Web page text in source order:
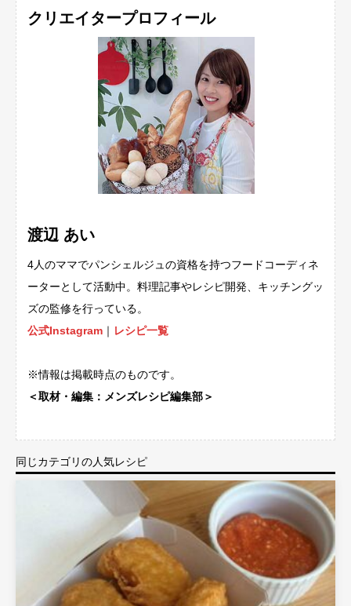
クリエイタープロフィール
渡辺 あい
4人のママでパンシェルジュの資格を持つフードコーディネ
ーターとして活動中。料理記事やレシピ開発、キッチングッ
ズの監修を行っている。
公式Instagram ｜ レシピ一覧
※情報は掲載時点のものです。
＜取材・編集：メンズレシピ編集部＞
同じカテゴリの人気レシピ